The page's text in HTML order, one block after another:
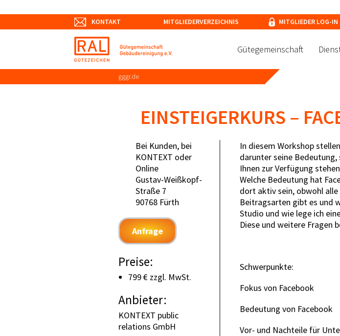
KONTAKT MITGLIEDERVERZEICHNIS MITGLIEDER LOG-IN
Gütegemeinschaft
gggr.de
EINSTEIGERKURS –
Bei Kunden, bei
KONTEXT oder
Online
Gustav-Weißkopf-
Straße 7
90768 Fürth
Anfrage
Preise:
799 € zzgl. MwSt.
Anbieter:
KONTEXT public
relations GmbH
In diesem Workshop
darunter seine
Ihnen zur Verfügung
Welche Bedeutung hat
dort aktiv sein, obwohl alle
Beitragsarten gibt es und
Studio und wie lege ich
Diese und weitere Fragen
Schwerpunkte:
Fokus von Facebook
Bedeutung von Facebook
Vor- und Nachteile für